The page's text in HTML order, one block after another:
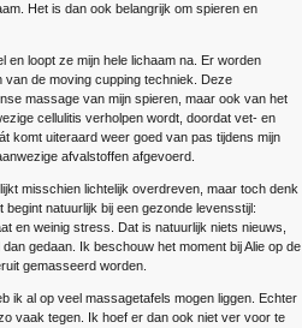
Het is dan ook belangrijk om spieren en
en loopt ze mijn hele lichaam na. Er worden
de moving cupping techniek. Deze
massage van mijn spieren, maar ook van het
cellulitis verholpen wordt, doordat vet- en
komt uiteraard weer goed van pas tijdens mijn
afvalstoffen afgevoerd.
misschien lichtelijk overdreven, maar toch denk
natuurlijk bij een gezonde levensstijl:
en weinig stress. Dat is natuurlijk niets nieuws,
gedaan. Ik beschouw het moment bij Alie op de
gemasseerd worden.
ik al op veel massagetafels mogen liggen. Echter
vaak tegen. Ik hoef er dan ook niet ver voor te